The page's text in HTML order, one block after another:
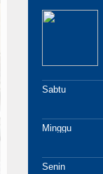
Sabtu
Minggu
Senin